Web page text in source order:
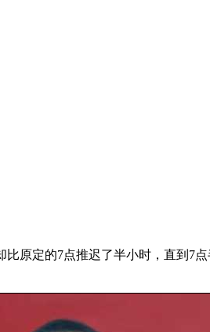
原定的7点推迟了半小时，直到7